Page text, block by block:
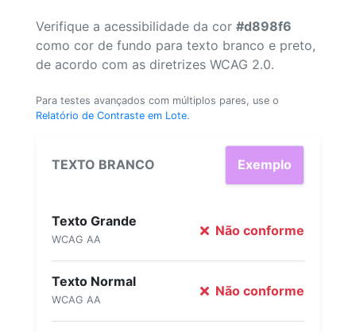
Verifique a acessibilidade da cor #d898f6
como cor de fundo para texto branco e preto,
de acordo com as diretrizes WCAG 2.0.
Para testes avançados com múltiplos pares, use o
Relatório de Contraste em Lote.
TEXTO BRANCO Exemplo
Texto Grande
WCAG AA
Não conforme
Texto Normal
WCAG AA
Não conforme